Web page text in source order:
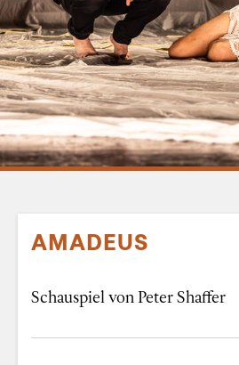
AMADEUS
Schauspiel von Peter Shaffer